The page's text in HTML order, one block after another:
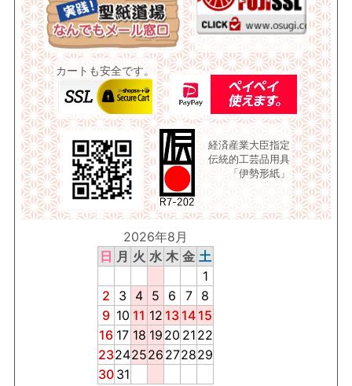
カートも安全です。
経済産業大臣指定
伝統的工芸品用具
「伊勢形紙」
2026年8月
日 月 火 水 木 金 土
1
2
3 4 5 6 7
8
9 10 11 12 13 14 15
16 17 18 19 20 21 22
23242526 272829
30 31